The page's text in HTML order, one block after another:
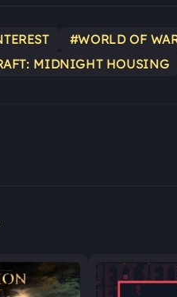
#WORLD OF
MIDNIGHT HOUSING